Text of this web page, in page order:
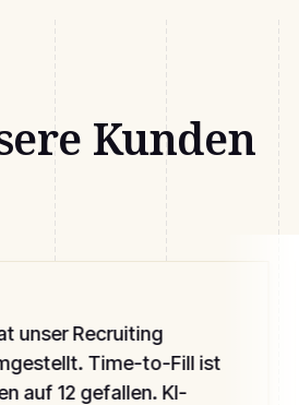
Kunden
unser Recruiting
Time-to-Fill ist
auf 12 gefallen. KI-